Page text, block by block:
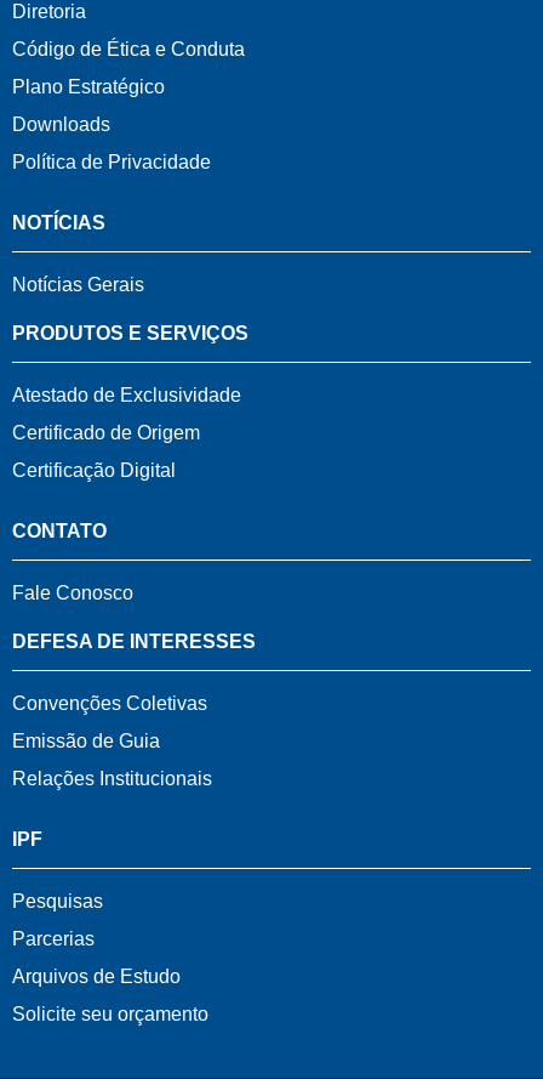
Diretoria
Código de Ética e Conduta
Plano Estratégico
Downloads
Política de Privacidade
NOTÍCIAS
Notícias Gerais
PRODUTOS E SERVIÇOS
Atestado de Exclusividade
Certificado de Origem
Certificação Digital
CONTATO
Fale Conosco
DEFESA DE INTERESSES
Convenções Coletivas
Emissão de Guia
Relações Institucionais
IPF
Pesquisas
Parcerias
Arquivos de Estudo
Solicite seu orçamento